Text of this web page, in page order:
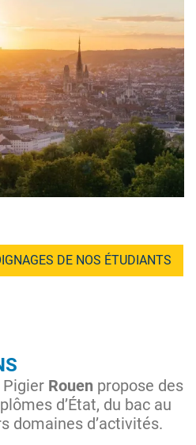
DE NOS ÉTUDIANTS
Pigier Rouen propose des
d’État, du bac au
domaines d’activités.